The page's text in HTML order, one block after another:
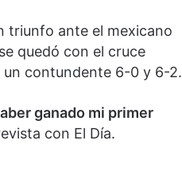
triunfo ante el mexicano
quedó con el cruce
un contundente 6-0 y 6-2.
ganado mi primer
con El Día.